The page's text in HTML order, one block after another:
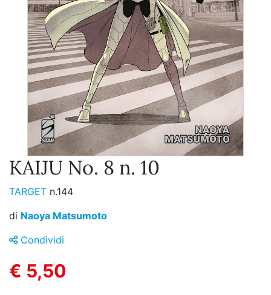
KAIJU No. 8 n. 10
TARGET n.144
di Naoya Matsumoto
Condividi
€ 5,50